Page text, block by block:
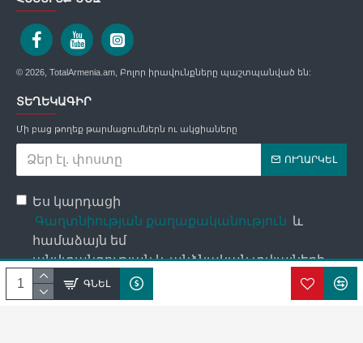
ԳՆԵԼ
© 2026, TotalArmenia.am, Բոլոր իրավունքները պաշտպանված են:
ՏԵՂԵԿԱԳԻՐ
Մի բաց թողեք թարմացումներն ու ակցիաները
ՈՒՂԱՐԿԵԼ
Ես կարդացի
Գաղտնիության քաղաքականություն և
համաձայն եմ
անվտանգության և անձնական տվյալների
մշակման պայմանների հետ։